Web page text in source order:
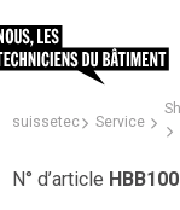
suissetec Service
N° d’article